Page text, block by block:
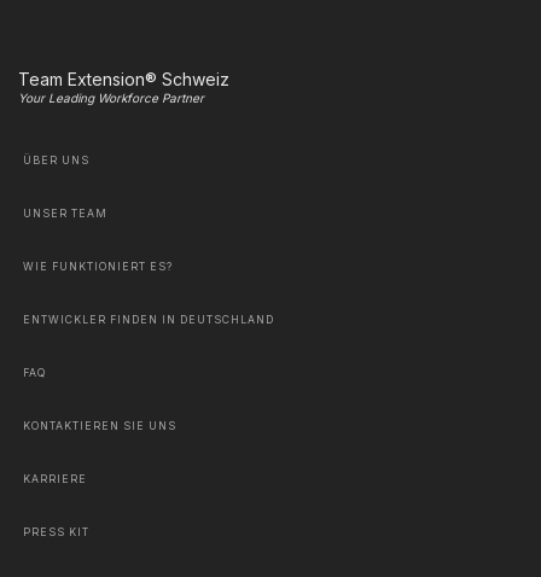
Team Extension® Schweiz
Your Leading Workforce Partner
ÜBER UNS
UNSER TEAM
WIE FUNKTIONIERT ES?
ENTWICKLER FINDEN IN DEUTSCHLAND
FAQ
KONTAKTIEREN SIE UNS
KARRIERE
PRESS KIT